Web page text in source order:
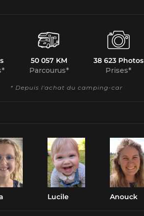
50 057 KM
Parcourus*
38 623 Photos
Prises*
* Depuis l'achat du camping-car
Lucile Anouck